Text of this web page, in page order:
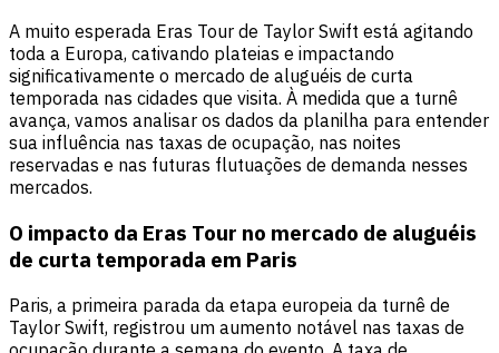
A muito esperada Eras Tour de Taylor Swift está agitando
toda a Europa, cativando plateias e impactando
significativamente o mercado de aluguéis de curta
temporada nas cidades que visita. À medida que a turnê
avança, vamos analisar os dados da planilha para entender
sua influência nas taxas de ocupação, nas noites
reservadas e nas futuras flutuações de demanda nesses
mercados.
O impacto da Eras Tour no mercado de aluguéis
de curta temporada em Paris
Paris, a primeira parada da etapa europeia da turnê de
Taylor Swift, registrou um aumento notável nas taxas de